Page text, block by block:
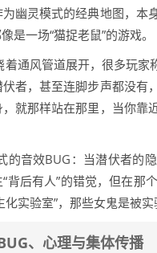
幽灵模式的经典地图，
是一场“猫捉老鼠”的游戏。
通风管道展开，很多玩
者，甚至连脚步声都没
就那样站在那里，当你
的音效BUG：当潜伏者的
背后有人”的错觉，但在
实验室”，那些女鬼是被
、心理与集体传播